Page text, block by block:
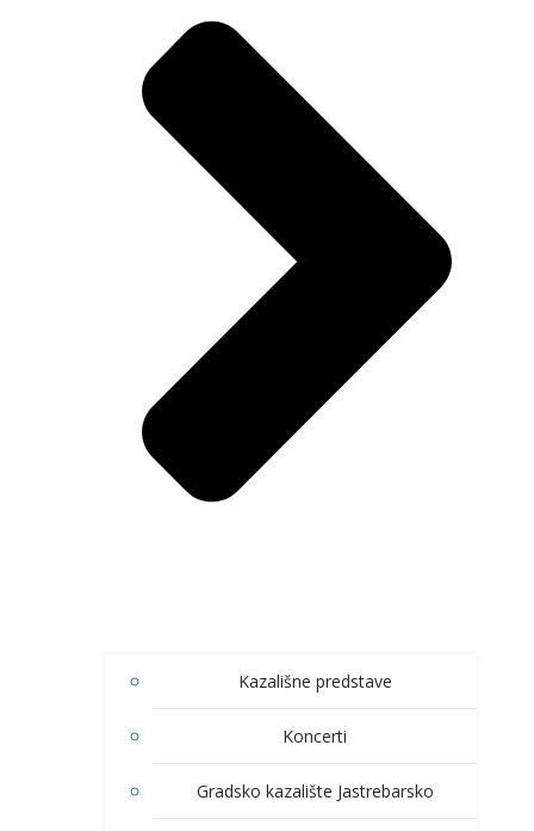
Kazališne predstave
Koncerti
Gradsko kazalište Jastrebarsko